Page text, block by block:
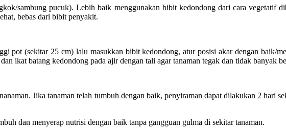
sambung pucuk). Lebih baik menggunakan bibit kedondong dari cara vegetatif
bebas dari bibit penyakit.
pot (sekitar 25 cm) lalu masukkan bibit kedondong, atur posisi akar dengan baik/
ikat batang kedondong pada ajir dengan tali agar tanaman tegak dan tidak banyak
Jika tanaman telah tumbuh dengan baik, penyiraman dapat dilakukan 2 hari
dan menyerap nutrisi dengan baik tanpa gangguan gulma di sekitar tanaman.